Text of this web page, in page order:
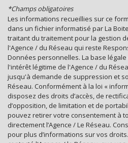
Gare ferroviaire
Bureau de poste
Mairie
statistiques
Nombre d'habitants
Propriétaires (vs. locataires)
*Champs obligatoires
Les informations recueillies sur ce
dans un fichier informatisé par La
traitant du traitement pour la gestion
l'Agence / du Réseau qui reste
Données personnelles. La base
l'intérêt légitime de l'Agence / du
jusqu'à demande de suppression et
Réseau. Conformément à la loi «
disposez des droits d’accès, de
d’opposition, de limitation et de
pouvez retirer votre consentement à
directement l’Agence / Le Réseau.
pour plus d’informations sur vos